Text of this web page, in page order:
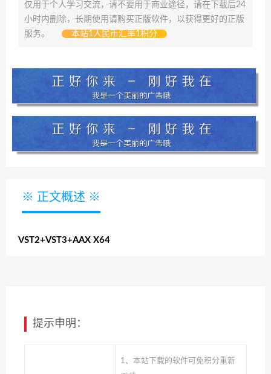
仅用于个人学习交流，请不要用于商业途径，请在下载后24
小时内删除，长期使用请购买正版软件，以获得更好的正版
服务。
本站1人民币汇率1积分
※ 正文概述 ※
VST2+VST3+AAX X64
提示申明：
1、本站下载的软件可免积分重新